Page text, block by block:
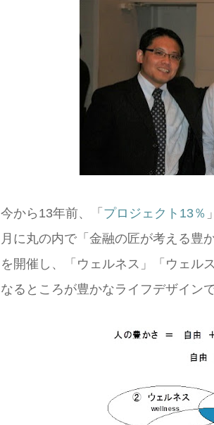
今から13年前、「 プロジェクト13％
月に丸の内で「金融の匠が考える豊
を開催し、「ウェルネス」「ウェル
なるところが豊かなライフデザイン